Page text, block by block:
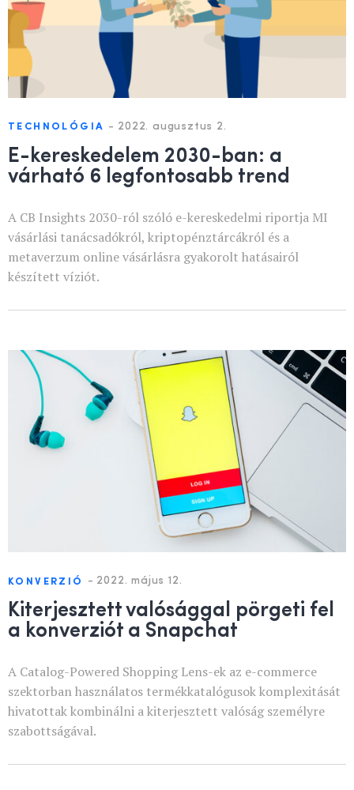
TECHNOLÓGIA - 2022. augusztus 2.
E-kereskedelem 2030-ban: a
várható 6 legfontosabb trend
A CB Insights 2030-ról szóló e-kereskedelmi riportja MI
vásárlási tanácsadókról, kriptopénztárcákról és a
metaverzum online vásárlásra gyakorolt hatásairól
készített víziót.
KONVERZIÓ - 2022. május 12.
Kiterjesztett valósággal pörgeti fel
a konverziót a Snapchat
A Catalog-Powered Shopping Lens-ek az e-commerce
szektorban használatos termékkatalógusok komplexitását
hivatottak kombinálni a kiterjesztett valóság személyre
szabottságával.